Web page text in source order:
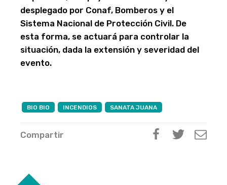
desplegado por Conaf, Bomberos y el
Sistema Nacional de Protección Civil. De
esta forma, se actuará para controlar la
situación, dada la extensión y severidad del
evento.
BIO BIO INCENDIOS SANATA JUANA
Compartir